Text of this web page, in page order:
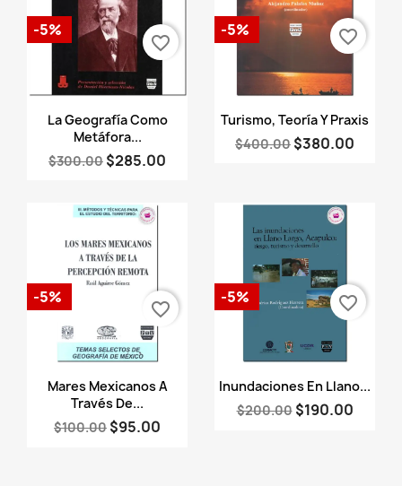
Vista rápida
La Geografía Como
Metáfora...
$300.00 $285.00
-5%
favorite_border
Vista rápida
Turismo, Teoría Y Praxis
$400.00 $380.00
-5% favorite_border
Vista rápida
Mares Mexicanos A
Través De...
$100.00 $95.00
-5%
favorite_border
Vista rápida
Inundaciones En Llano...
$200.00 $190.00
-5% favorite_border